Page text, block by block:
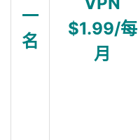
一
名
$1.99/每
月